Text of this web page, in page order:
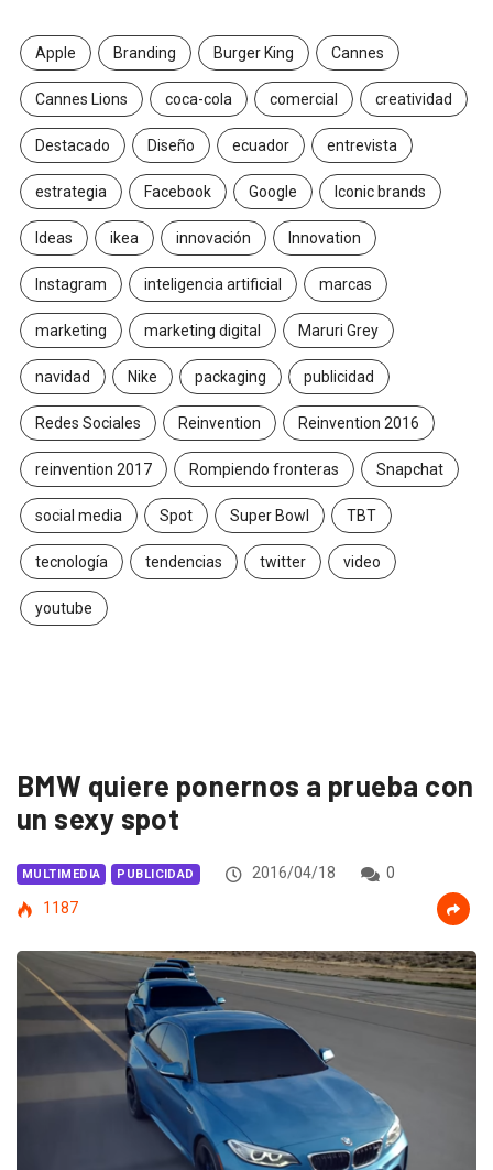
Apple Branding Burger King Cannes
Cannes Lions coca-cola comercial creatividad
Destacado Diseño ecuador entrevista
estrategia Facebook Google Iconic brands
Ideas ikea innovación Innovation
Instagram inteligencia artificial marcas
marketing marketing digital Maruri Grey
navidad Nike packaging publicidad
Redes Sociales Reinvention Reinvention 2016
reinvention 2017 Rompiendo fronteras Snapchat
social media Spot Super Bowl TBT
tecnología tendencias twitter video
youtube
BMW quiere ponernos a prueba con
un sexy spot
MULTIMEDIA PUBLICIDAD 2016/04/18
0
1187